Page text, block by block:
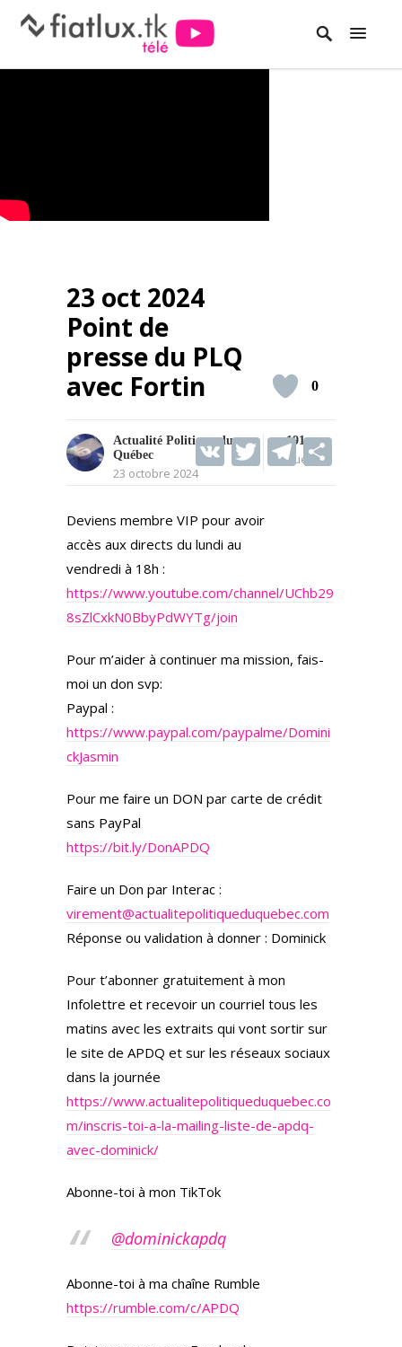
23 oct 2024
Point de
presse du PLQ
avec Fortin
Actualité Politique du
Québec
23 octobre 2024
191
Vues
V T
itt
er
T
m
0
Deviens membre VIP pour avoir
accès aux directs du lundi au
vendredi à 18h :
https://www.youtube.com/channel/UChb29
8sZlCxkN0BbyPdWYTg/join
Pour m’aider à continuer ma mission, fais-
moi un don svp:
Paypal :
https://www.paypal.com/paypalme/Domini
ckJasmin
Pour me faire un DON par carte de crédit
sans PayPal
https://bit.ly/DonAPDQ
Faire un Don par Interac :
virement@actualitepolitiqueduquebec.com
Réponse ou validation à donner : Dominick
Pour t’abonner gratuitement à mon
Infolettre et recevoir un courriel tous les
matins avec les extraits qui vont sortir sur
le site de APDQ et sur les réseaux sociaux
dans la journée
https://www.actualitepolitiqueduquebec.co
m/inscris-toi-a-la-mailing-liste-de-apdq-
avec-dominick/
Abonne-toi à mon TikTok
@dominickapdq
Abonne-toi à ma chaîne Rumble
https://rumble.com/c/APDQ